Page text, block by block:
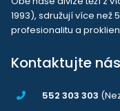
1993), sdružují více
profesionalitu a
Kontaktujte nás
552 303 303